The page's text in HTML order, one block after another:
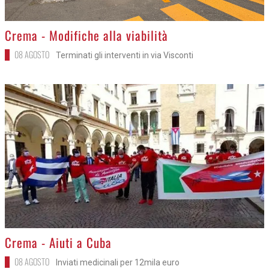
>
Crema - Modifiche alla viabilità
08 AGOSTO Terminati gli interventi in via Visconti
>
Crema - Aiuti a Cuba
08 AGOSTO Inviati medicinali per 12mila euro